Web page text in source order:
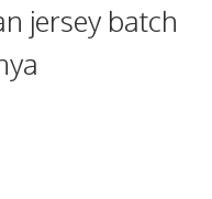
jersey batch